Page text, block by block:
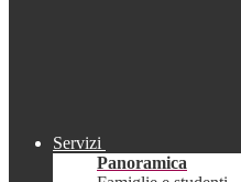
Servizi
Panoramica